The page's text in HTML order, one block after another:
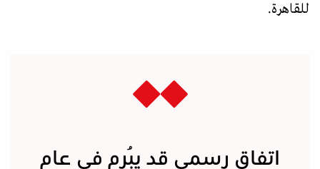
للقاهرة.
اتفاق رسمي قد يُبرم في عام